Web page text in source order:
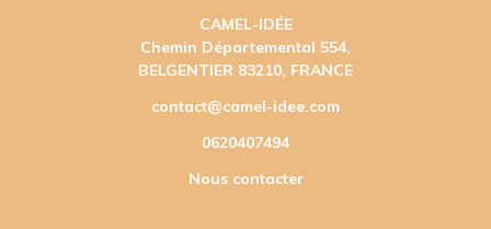
CAMEL-IDÉE
Chemin Départemental 554,
BELGENTIER 83210, FRANCE
contact@camel-idee.com
0620407494
Nous contacter